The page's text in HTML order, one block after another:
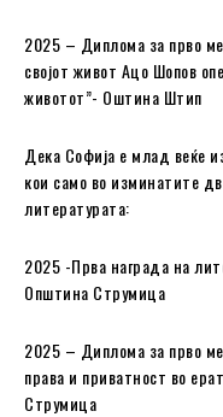
2025 – Диплома за прво
својот живот Ацо Шопов
животот”- Оштина Штип
Дека Софија е млад веќе
кои само во изминатите
литературата:
2025 -Прва награда на
Општина Струмица
2025 – Диплома за прво
права и приватност во
Струмица